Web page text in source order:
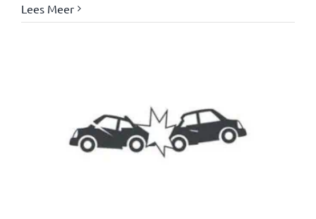
Lees Meer